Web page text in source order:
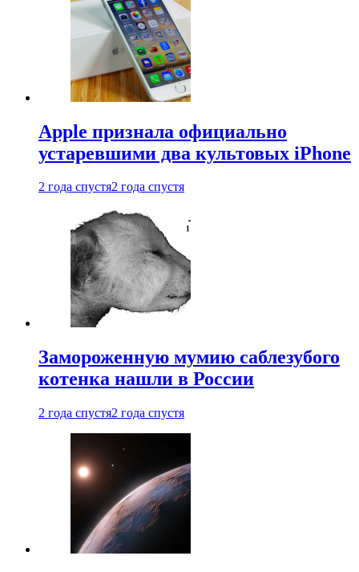
Apple признала официально
устаревшими два культовых iPhone
2 года спустя2 года спустя
Замороженную мумию саблезубого
котенка нашли в России
2 года спустя2 года спустя